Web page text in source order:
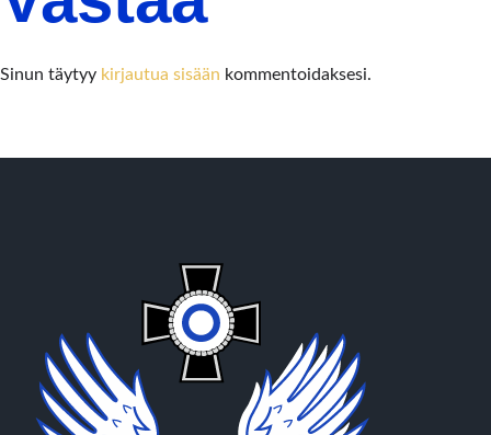
Sinun täytyy kirjautua sisään kommentoidaksesi.